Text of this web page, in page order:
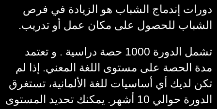
دورات إندماج الشباب هو الزيادة في فرص
الشباب للحصول على مكان عمل أو تدريب.
تشمل الدورة 1000 حصة دراسية . و تعتمد
مدة الحصة على مستوى اللغة المعني. إذا لم
تكن لديك أي أساسيات للغة الألمانية، تستغرق
الدورة حوالي 10 أشهر. يمكنك تحديد المستوى